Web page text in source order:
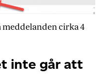
cirka 4
inte går att